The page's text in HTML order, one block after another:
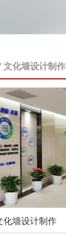
化墙设计制作
化墙设计制作